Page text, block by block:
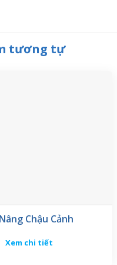
tương tự
Chậu Cảnh
Xem chi tiết